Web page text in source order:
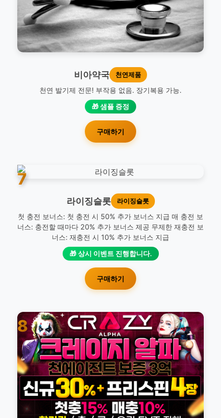
비아약국 천연제품
천연 발기제 전문! 부작용 없음. 장기복용 가능.
🎁 샘플 증정
구매하기
7
라이징슬롯 라이징슬롯
첫 충전 보너스: 첫 충전 시 50% 추가 보너스 지급 매 충전 보
너스: 충전할 때마다 20% 추가 보너스 제공 무제한 재충전 보
너스: 재충전 시 10% 추가 보너스 지급
🎁 상시 이벤트 진행합니다.
구매하기
8